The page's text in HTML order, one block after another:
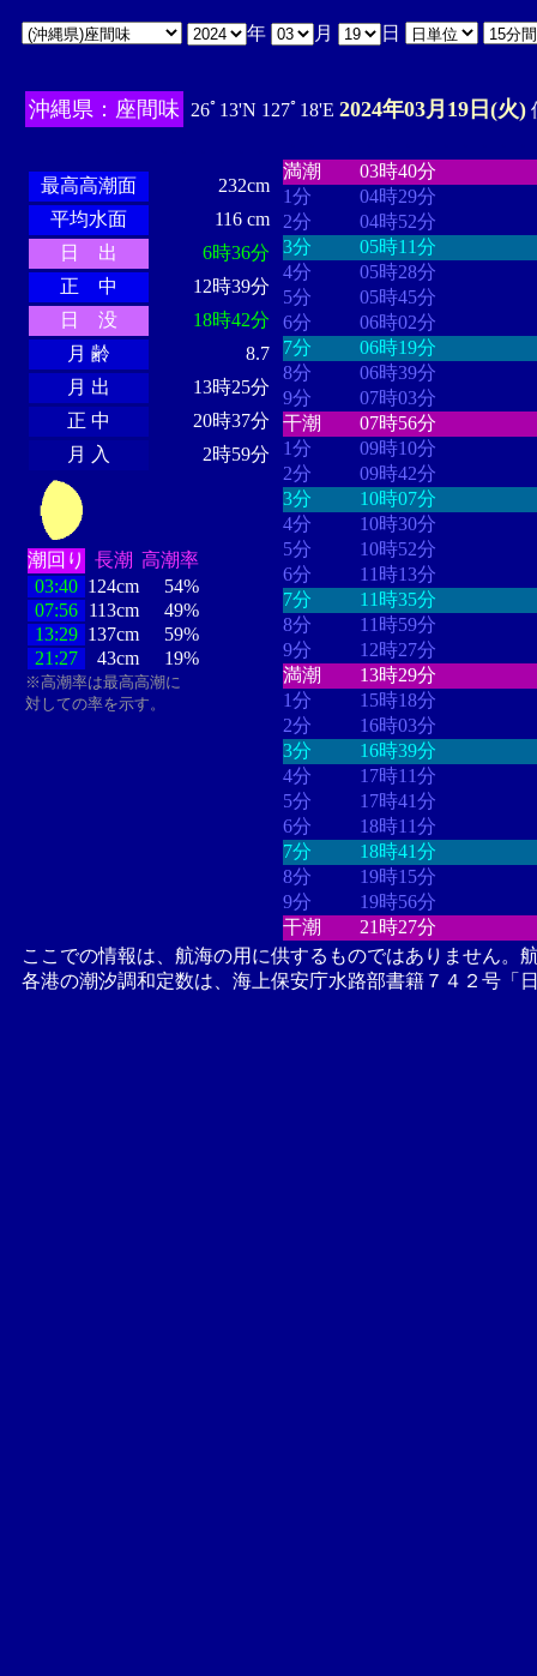
年 月 日
沖縄県：座間味 26ﾟ13'N 127ﾟ18'E 2024年03月19日(火)
最高高潮面
232cm
平均水面
116 cm
日 出
6時36分
正 中
12時39分
日 没
18時42分
月 齢
8.7
月 出
13時25分
正 中
20時37分
月 入
2時59分
潮回り 長潮 高潮率
03:40 124cm
54%
07:56 113cm
49%
13:29 137cm
59%
21:27
43cm 19%
※高潮率は最高高潮に
対しての率を示す。
満潮
03時40分
1分
04時29分
2分
04時52分
3分
05時11分
4分
05時28分
5分
05時45分
6分
06時02分
7分
06時19分
8分
06時39分
9分
07時03分
干潮
07時56分
1分
09時10分
2分
09時42分
3分
10時07分
4分
10時30分
5分
10時52分
6分
11時13分
7分
11時35分
8分
11時59分
9分
12時27分
満潮
13時29分
1分
15時18分
2分
16時03分
3分
16時39分
4分
17時11分
5分
17時41分
6分
18時11分
7分
18時41分
8分
19時15分
9分
19時56分
干潮
21時27分
ここでの情報は、航海の用に供するものではありません。
各港の潮汐調和定数は、海上保安庁水路部書籍７４２号「